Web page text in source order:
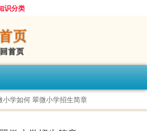
识分类
小学如何 翠微小学招生简章